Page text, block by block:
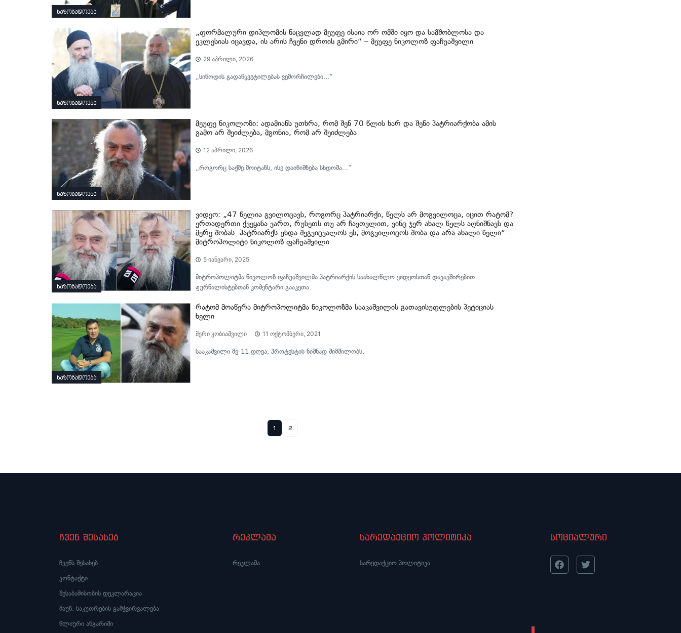
საზოგადოება
საზოგადოება
„ფორმალური დიპლომის ნაცვლად მეუფე ისაია ორ ომში იყო და სამშობლოსა და
ეკლესიას იცავდა, ის არის ჩვენი დროის გმირი“ – მეუფე ნიკოლოზ ფაჩუაშვილი
29 აპრილი, 2026
„სინოდის გადაწყვეტილებას ვემორჩილები...“
საზოგადოება
მეუფე ნიკოლოზი: ადამიანს უთხრა, რომ შენ 70 წლის ხარ და შენი პატრიარქობა ამის
გამო არ შეიძლება, მგონია, რომ არ შეიძლება
12 აპრილი, 2026
„როგორც საქმე მოიტანს, ისე დაინიშნება სხდომა...“
საზოგადოება
ვიდეო: „47 წელია გვილოცავს, როგორც პატრიარქი, წელს არ მოგვილოცა, იცით რატომ?
ერთადერთი ქვეყანა ვართ, რუსეთს თუ არ ჩავთვლით, ვინც ჯერ ახალ წელს აღნიშნავს და
მერე შობას..პატრიარქს უნდა შეგვიცვალოს ეს, მოგვილოცოს შობა და არა ახალი წელი“ –
მიტროპოლიტი ნიკოლოზ ფაჩუაშვილი
5 იანვარი, 2025
მიტროპოლიტმა ნიკოლოზ ფაჩუაშვილმა პატრიარქის საახალწლო ვიდეოსთან დაკავშირებით
ჟურნალისტებთან კომენტარი გააკეთა.
საზოგადოება
რატომ მოაწერა მიტროპოლიტმა ნიკოლოზმა სააკაშვილის გათავისუფლების პეტიციას
ხელი
მერი კობიაშვილი 11 ოქტომბერი, 2021
სააკაშვილი მე-11 დღეა, პროტესტის ნიშნად შიმშილობს.
1 2
ჩვენ შესახებ
ჩვენს შესახებ
კონტაქტი
შესაბამისობის დეკლარაცია
მაუწ. საკუთრების გამჭვირვალება
წლიური ანგარიში
რეკლამა
რეკლამა
სარედაქციო პოლიტიკა
სარედაქციო პოლიტიკა
სოციალური